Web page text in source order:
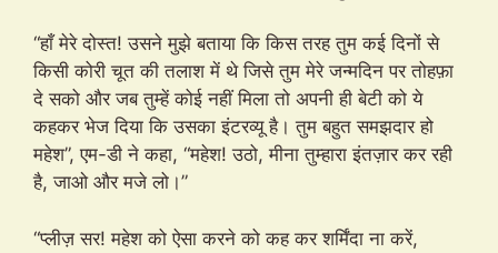
“हाँ मेरे दोस्त! उसने मुझे बताया कि किस तरह तुम कई दिनों से
किसी कोरी चूत की तलाश में थे जिसे तुम मेरे जन्मदिन पर तोहफ़ा
दे सको और जब तुम्हें कोई नहीं मिला तो अपनी ही बेटी को ये
कहकर भेज दिया कि उसका इंटरव्यू है। तुम बहुत समझदार हो
महेश”, एम-डी ने कहा, “महेश! उठो, मीना तुम्हारा इंतज़ार कर रही
है, जाओ और मजे लो।”
“प्लीज़ सर! महेश को ऐसा करने को कह कर शर्मिंदा ना करें,